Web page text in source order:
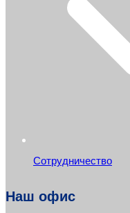
Сотрудничество
Наш офис